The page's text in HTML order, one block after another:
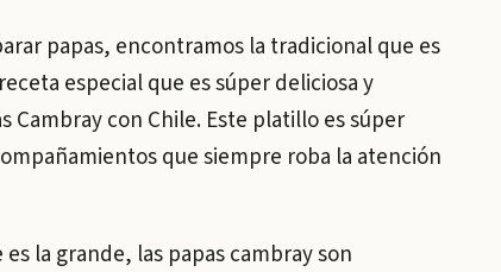
papas, encontramos la tradicional que es
especial que es súper deliciosa y
Cambray con Chile. Este platillo es súper
que siempre roba la atención
la grande, las papas cambray son